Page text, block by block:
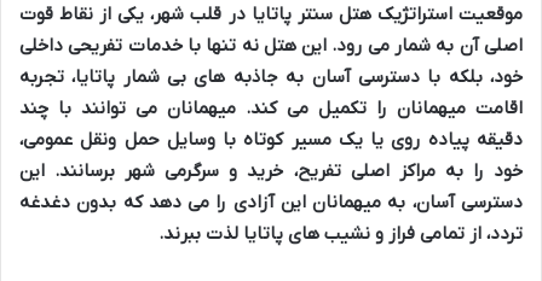
موقعیت استراتژیک هتل سنتر پاتایا در قلب شهر، یکی از نقاط قوت
اصلی آن به شمار می رود. این هتل نه تنها باخدمات تفریحی داخلی
خود، بلکه بادسترسی آسان بهجاذبه های بی شمار پاتایا، تجربه
اقامت میهمانان را تکمیل می کند. میهمانان می توانند با چند
دقیقه پیاده روییا یکمسیر کوتاهبا وسایل حمل ونقل عمومی،
خود را بهمراکز اصلی تفریح، خریدو سرگرمیشهر برسانند. این
دسترسی آسان، به میهمانان این آزادی را می دهد که بدون دغدغه
تردد، از تمامی فراز و نشیب های پاتایا لذت ببرند.